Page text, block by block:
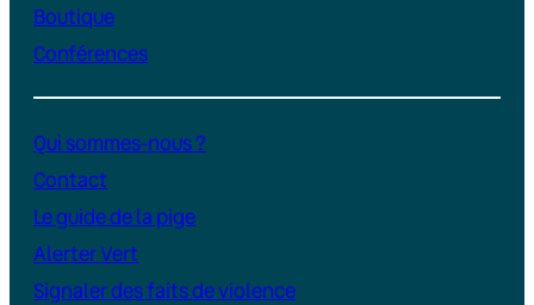
Boutique
Conférences
Qui sommes-nous ?
Contact
Le guide de la pige
Alerter Vert
Signaler des faits de violence